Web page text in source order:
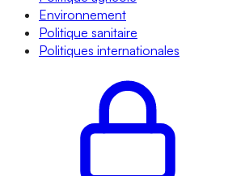
Environnement
Politique sanitaire
Politiques internationales